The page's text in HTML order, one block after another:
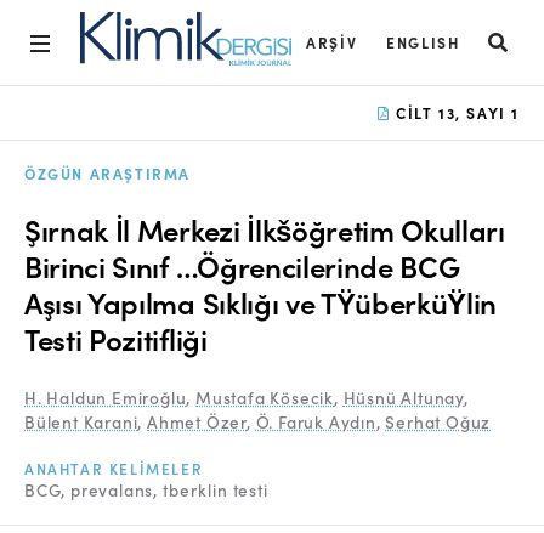
ARŞIV ENGLISH
Arşiv
Amaç ve Kapsam
Açık Erişim İlkesi
Yayın Kurulu
Etik İlkeler
Editoryal Süreç
Yazarlara Bilgi
CILT 13, SAYI 1
ÖZGÜN ARAŞTIRMA
Şırnak İl Merkezi İlkšöğretim Okulları
Birinci Sınıf …Öğrencilerinde BCG
Aşısı Yapılma Sıklığı ve TŸüberküŸlin
Testi Pozitifliği
H. Haldun Emiroğlu,Mustafa Kösecik, Hüsnü Altunay,
Bülent Karani,Ahmet Özer, Ö. Faruk Aydın,Serhat Oğuz
ANAHTAR KELIMELER
BCG prevalans tberklin testi